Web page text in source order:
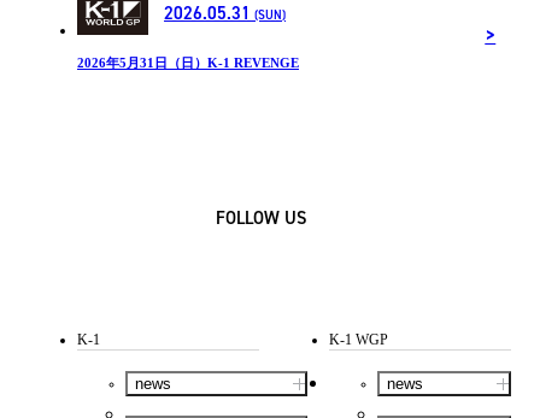
2026.05.31 (SUN)
2026年5月31日（日）K-1 REVENGE
FOLLOW US
K-1
news
K-1 WGP
news